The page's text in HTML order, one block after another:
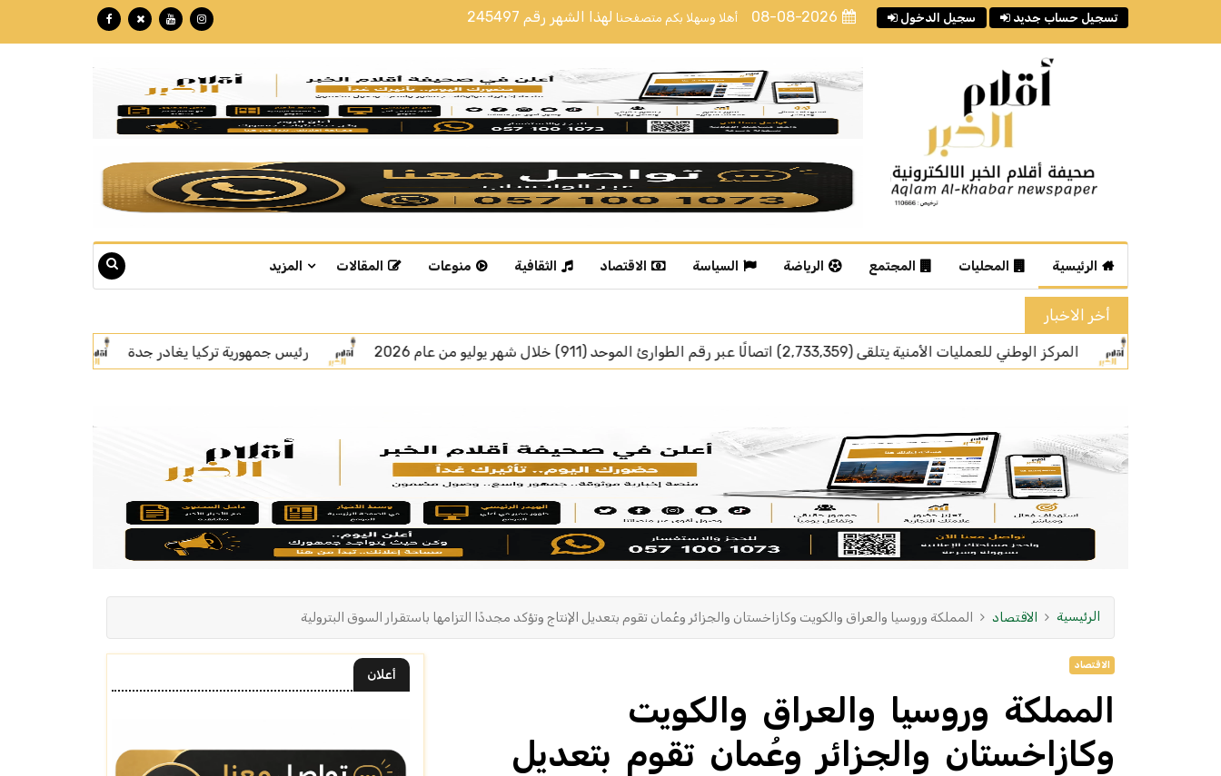
أهلا وسهلا بكم متصفحنا لهذا الشهر رقم 245497 08-08-2026 سجيل الدخول تسجيل حساب جديد
الرئيسية المحليات المجتمع الرياضة السياسة الاقتصاد الثقافية منوعات المقالات المزيد
أخر الاخبار
رقم الطوارئ الموحد (911) خلال شهر يوليو من عام 2026 رئيس جمهورية تركيا يغادر جدة اتفاقية مكة.. رسالة قوة بلغة السلام
الرئيسية الاقتصاد المملكة وروسيا والعراق والكويت وكازاخستان والجزائر وعُمان تقوم بتعديل الإنتاج وتؤكد مجددًا التزامها باستقرار السوق البترولية
الاقتصاد
المملكة وروسيا والعراق والكويت
وكازاخستان والجزائر وعُمان تقوم بتعديل
أعلان